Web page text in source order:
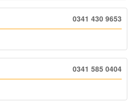
0341 430 9653
0341 585 0404